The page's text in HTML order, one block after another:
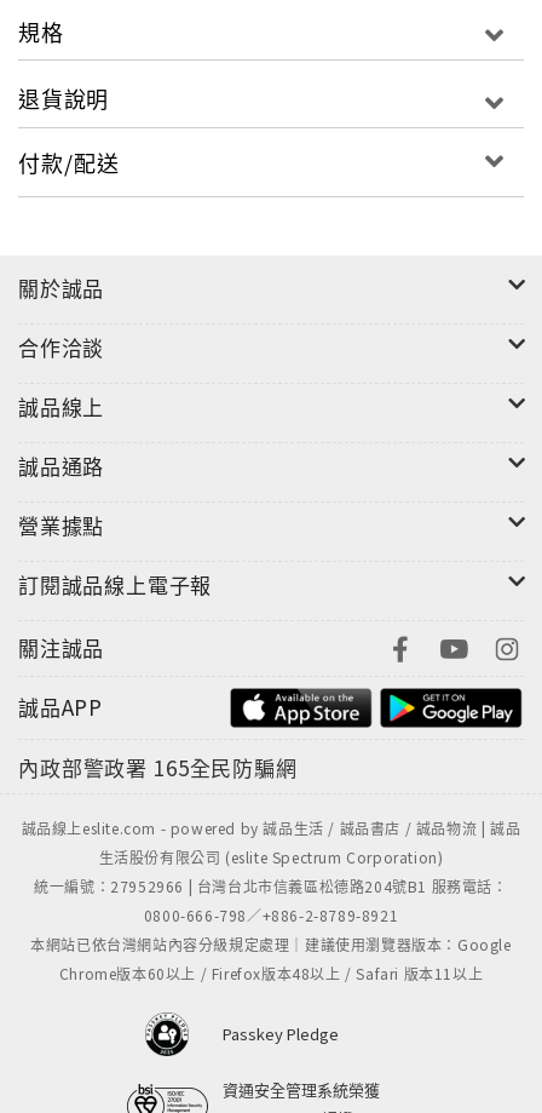
這部被他譽為是巨大、深刻，具有夢幻般的幽默、
悲劇與哲思，類似杜斯妥也夫斯基風格的電影，在
威尼斯影展更一舉拿下最佳影片金獅獎，堪稱年度
必看的大師傑作之一。
導演的人生三部曲總共橫跨14年的時間完成，無論在任
何年代或使用何種媒介拍攝，他有如身負使命般替這些
《二樓傳來的歌聲》
Songs From The Second Floor
★ 坎城影展 評審團獎
★ 瑞典金甲蟲獎 最佳影片、導演、攝影、劇本
《二樓傳來的歌聲》是洛伊安德森暌違影壇二十五
暗城市裡，街道被車子塞得水泄不通，城市裡的人
節：在街上遊蕩的失意商人、變奏的魔術表演與奇
主義畫作般的攝影風格美學，與面目蒼白僵硬的演
來動人迴響的傑作。
《啊！人生》
You, The Living
★坎城影展 一種注目競賽片
★芝加哥影展 最佳導演
★ 美國舊金山影評人協會 最佳外語片
規格
退貨說明
付款/配送
關於誠品
合作洽談
誠品線上
誠品通路
營業據點
訂閱誠品線上電子報
關注誠品
誠品APP
內政部警政署 165全民防騙網
誠品線上eslite.com - powered by 誠品生活 / 誠品書店 / 誠品物流 | 誠品
生活股份有限公司 (eslite Spectrum Corporation)
統一編號：27952966 | 台灣台北市信義區松德路204號B1 服務電話：
0800-666-798／+886-2-8789-8921
本網站已依台灣網站內容分級規定處理｜建議使用瀏覽器版本：Google
Chrome版本60以上 / Firefox版本48以上 / Safari 版本11以上
Passkey Pledge
資通安全管理系統榮獲